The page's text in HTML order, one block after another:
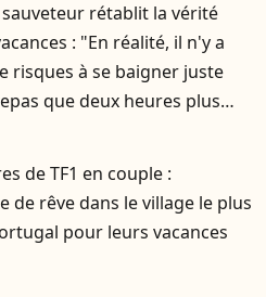
rétablit la vérité
: "En réalité, il n'y a
risques à se baigner juste
que deux heures plus
de TF1 en couple :
de rêve dans le village le plus
pour leurs vacances